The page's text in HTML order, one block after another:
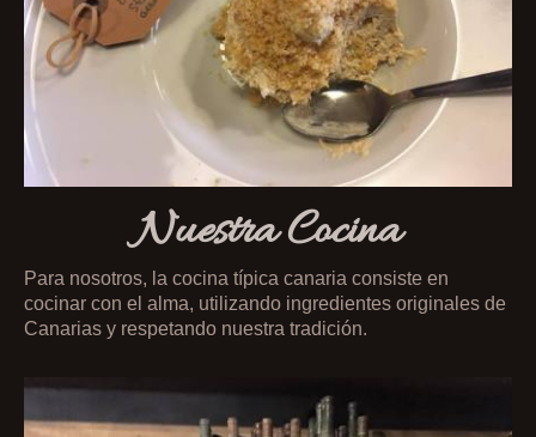
Nuestra Cocina
Para nosotros, la cocina típica canaria consiste en
cocinar con el alma, utilizando ingredientes originales de
Canarias y respetando nuestra tradición.